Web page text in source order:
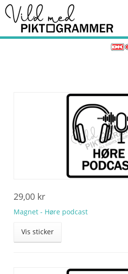
29,00kr
Magnet - Høre podcast
Vis sticker